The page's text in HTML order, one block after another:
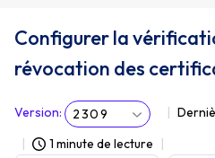
Configurer la
révocation des
Version: 2309
1 minute de lecture